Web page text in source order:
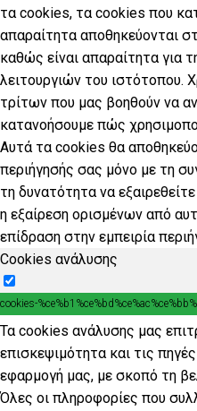
τα cookies, τα cookies που
απαραίτητα αποθηκεύονται
καθώς είναι απαραίτητα για
λειτουργιών του ιστότοπου.
τρίτων που μας βοηθούν να
κατανοήσουμε πώς
Αυτά τα cookies θα
περιήγησής σας μόνο με τη
τη δυνατότητα να
η εξαίρεση ορισμένων από
επίδραση στην εμπειρία
Cookies ανάλυσης
cookies-
Τα cookies ανάλυσης μας
επισκεψιμότητα και τις
εφαρμογή μας, με σκοπό τη
Όλες οι πληροφορίες που